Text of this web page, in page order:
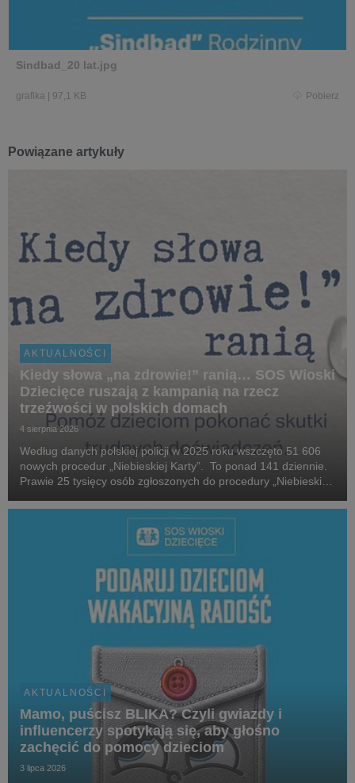
Sindbad_20 lat.jpg
grafika 97,1 KB Pobierz
Powiązane artykuły
AKTUALNOŚCI
Kiedy słowa „na zdrowie!” ranią… SOS Wioski
Dziecięce ruszają z kampanią na rzecz
trzeźwości w polskich domach
4 sierpnia 2026
Według danych polskiej policji w 2025 roku wszczęto 51 606
nowych procedur „Niebieskiej Karty”. To ponad 141 dziennie.
Prawie 25 tysięcy osób zgłoszonych do procedury „Niebieskiej
pod wpływem alkoholu. W 2025 roku...
AKTUALNOŚCI
Mamo, puścisz BLIKA? Czyli gwiazdy i
influencerzy spotykają się, aby głośno
zachęcić do pomocy dzieciom
3 lipca 2026